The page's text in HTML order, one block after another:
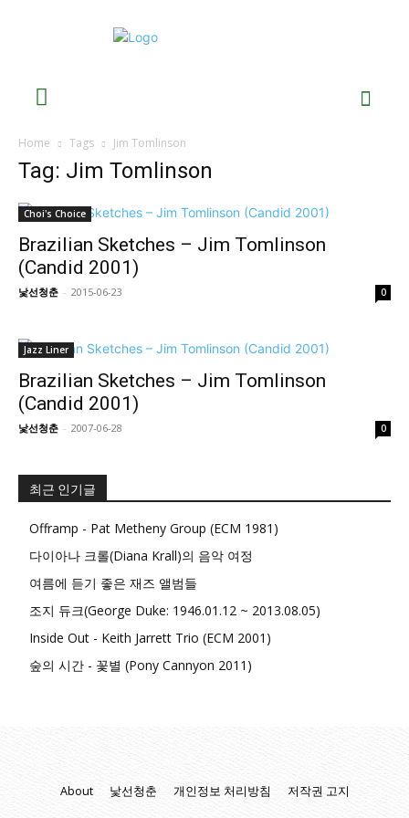
Home Tags Jim Tomlinson
Tag: Jim Tomlinson
Choi's Choice
Brazilian Sketches – Jim Tomlinson
(Candid 2001)
낯선청춘 - 2015-06-23 0
Jazz Liner
Brazilian Sketches – Jim Tomlinson
(Candid 2001)
낯선청춘 - 2007-06-28 0
최근 인기글
Offramp - Pat Metheny Group (ECM 1981)
다이아나 크롤(Diana Krall)의 음악 여정
여름에 듣기 좋은 재즈 앨범들
조지 듀크(George Duke: 1946.01.12 ~ 2013.08.05)
Inside Out - Keith Jarrett Trio (ECM 2001)
숲의 시간 - 꽃별 (Pony Cannyon 2011)
About 낯선청춘 개인정보 처리방침 저작권 고지